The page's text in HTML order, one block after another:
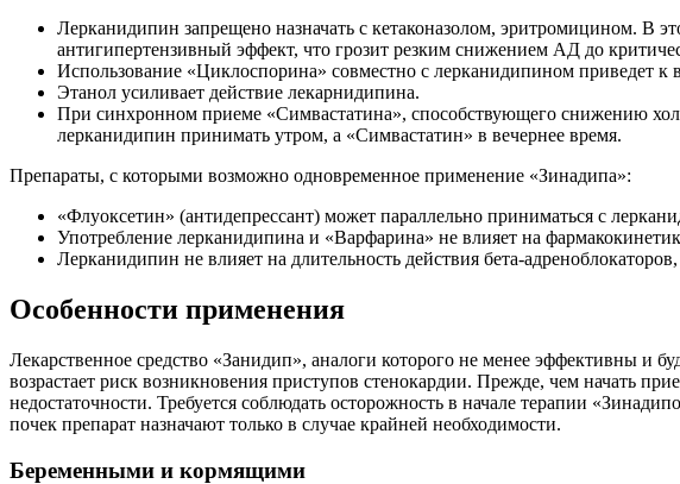
Лерканидипин запрещено назначать с кетаконазолом, эритромицином. В
антигипертензивный эффект, что грозит резким снижением АД до
Использование «Циклоспорина» совместно с лерканидипином приведет
Этанол усиливает действие лекарнидипина.
При синхронном приеме «Симвастатина», способствующего снижению
лерканидипин принимать утром, а «Симвастатин» в вечернее время.
Препараты, с которыми возможно одновременное применение «Зинадипа»:
«Флуоксетин» (антидепрессант) может параллельно приниматься с
Употребление лерканидипина и «Варфарина» не влияет на
Лерканидипин не влияет на длительность действия бета-
Особенности применения
Лекарственное средство «Занидип», аналоги которого не менее эффективны и
возрастает риск возникновения приступов стенокардии. Прежде, чем начать
недостаточности. Требуется соблюдать осторожность в начале терапии
почек препарат назначают только в случае крайней необходимости.
Беременными и кормящими